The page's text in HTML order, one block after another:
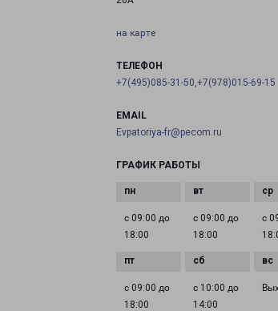
на карте
ТЕЛЕФОН
+7(495)085-31-50,+7(978)015-69-15
EMAIL
Evpatoriya-fr@pecom.ru
ГРАФИК РАБОТЫ
с 09:00 до
18:00
с 09:00 до
18:00
с
с 09:00 до
18:00
с 10:00 до
14:00